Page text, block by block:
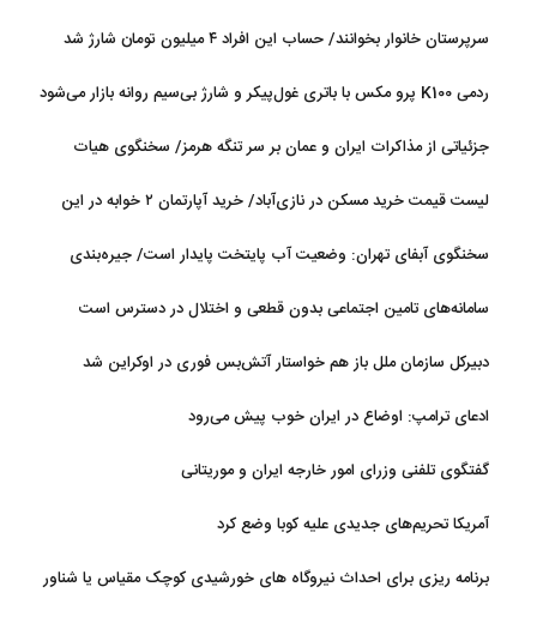
سرپرستان خانوار بخوانند/ حساب این افراد ۴ میلیون تومان شارژ شد
ردمی K100 پرو مکس با باتری غول‌پیکر و شارژ بی‌سیم روانه بازار می‌شود
جزئیاتی از مذاکرات ایران و عمان بر سر تنگه هرمز/ سخنگوی هیات
لیست قیمت خرید مسکن در نازی‌آباد/ خرید آپارتمان ۲ خوابه در این
سخنگوی آبفای تهران: وضعیت آب پایتخت پایدار است/ جیره‌بندی
سامانه‌های تامین اجتماعی بدون قطعی و اختلال در دسترس است
دبیرکل سازمان ملل باز هم خواستار آتش‌بس فوری در اوکراین شد
ادعای ترامپ: اوضاع در ایران خوب پیش می‌رود
گفتگوی تلفنی وزرای امور خارجه ایران و موریتانی
آمریکا تحریم‌های جدیدی علیه کوبا وضع کرد
برنامه ریزی برای احداث نیروگاه های خورشیدی کوچک مقیاس یا شناور